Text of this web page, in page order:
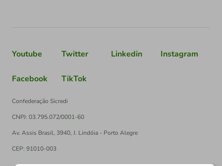
Youtube Twitter Linkedin Instagram
Facebook TikTok
Confederação Sicredi
CNPJ: 03.795.072/0001-60
Av. Assis Brasil, 3940, J. Lindóia - Porto Alegre
CEP: 91010-003